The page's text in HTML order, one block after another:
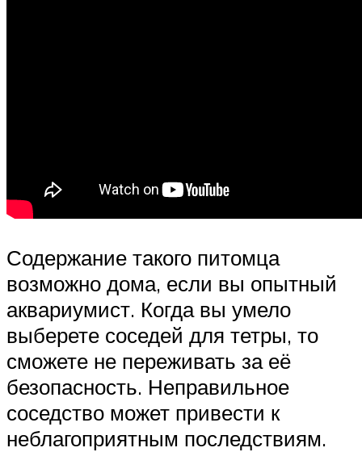
Содержание такого питомца
возможно дома, если вы опытный
аквариумист. Когда вы умело
выберете соседей для тетры, то
сможете не переживать за её
безопасность. Неправильное
соседство может привести к
неблагоприятным последствиям.